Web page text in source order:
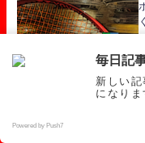
毎日記
新しい
になりま
Powered by Push7